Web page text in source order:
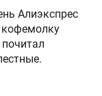
Алиэкспрес